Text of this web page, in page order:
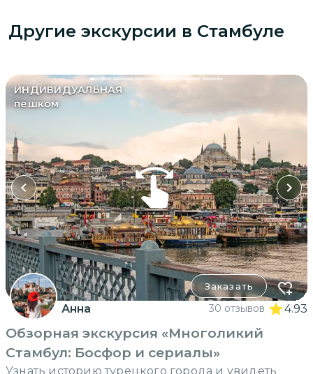
Другие экскурсии в Стамбуле
ИНДИВИДУАЛЬНАЯ
пешком
Заказать
Анна 30 отзывов 4.93
Обзорная экскурсия «Многоликий
Стамбул: Босфор и сериалы»
Узнать историю турецкого города и увидеть